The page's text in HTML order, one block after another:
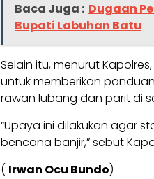
Baca Juga : Dugaan
Bupati Labuhan Batu
Selain itu, menurut
untuk memberikan
rawan lubang dan parit di
“Upaya ini dilakukan agar
bencana banjir,” sebut
( Irwan Ocu Bundo)